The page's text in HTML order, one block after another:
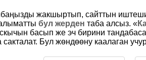
жакшыртып, сайттын
бул жерден таба алсыз. «
басып же эч бирини
Бул жөндөөну каалаган